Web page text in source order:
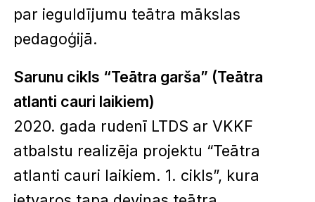
par ieguldījumu teātra mākslas
pedagoģijā.
Sarunu cikls “Teātra garša” (Teātra
atlanti cauri laikiem)
2020. gada rudenī LTDS ar VKKF
atbalstu realizēja projektu “Teātra
atlanti cauri laikiem. 1. cikls”, kura